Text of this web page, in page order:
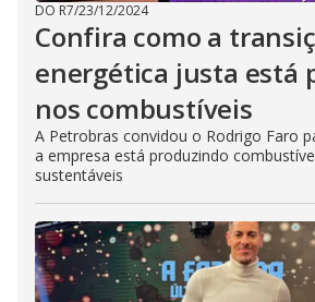
DO R7/23/12/2024
Confira como a
energética justa está
nos combustíveis
A Petrobras convidou o Rodrigo Faro
a empresa está produzindo
sustentáveis